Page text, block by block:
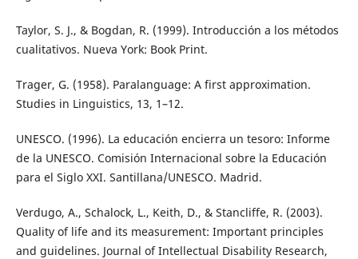
Taylor, S. J., & Bogdan, R. (1999). Introducción a los métodos
cualitativos. Nueva York: Book Print.
Trager, G. (1958). Paralanguage: A first approximation.
Studies in Linguistics, 13, 1–12.
UNESCO. (1996). La educación encierra un tesoro: Informe
de la UNESCO. Comisión Internacional sobre la Educación
para el Siglo XXI. Santillana/UNESCO. Madrid.
Verdugo, A., Schalock, L., Keith, D., & Stancliffe, R. (2003).
Quality of life and its measurement: Important principles
and guidelines. Journal of Intellectual Disability Research,